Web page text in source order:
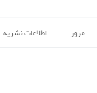
مرور اطلاعات نشریه